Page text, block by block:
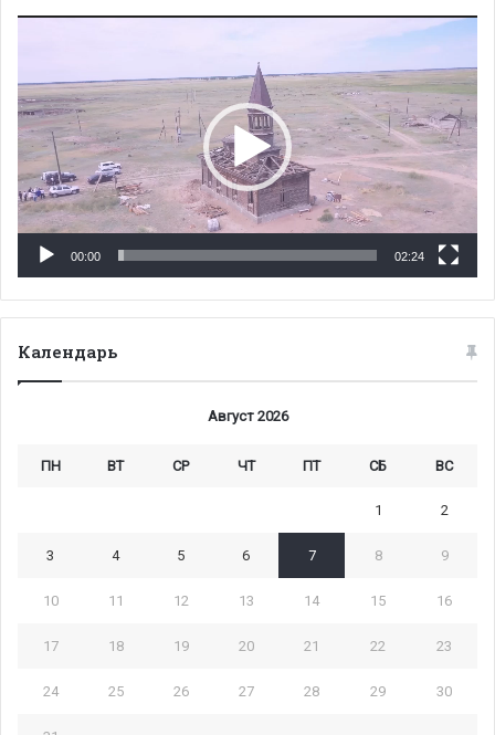
00:00 02:24
Календарь
Август 2026
ПН ВТ СР ЧТ ПТ СБ ВС
1 2
3 4 5 6 7 8 9
10 11 12 13 14 15 16
17 18 19 20 21 22 23
24 25 26 27 28 29 30